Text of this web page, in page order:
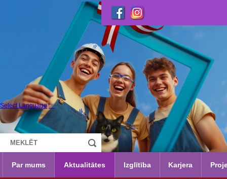
Select Language ▼
Par mums Aktualitātes Izglītība Karjera